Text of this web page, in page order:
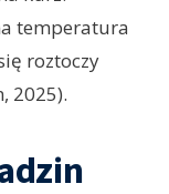
temperatura
roztoczy
2025).